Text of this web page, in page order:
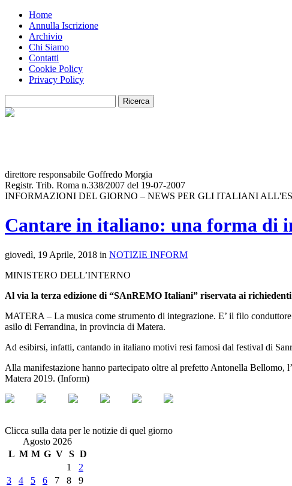
Home
Annulla Iscrizione
Archivio
Chi Siamo
Contatti
Cookie Policy
Privacy Policy
direttore responsabile Goffredo Morgia
Registr. Trib. Roma n.338/2007 del 19-07-2007
INFORMAZIONI DEL GIORNO – NEWS PER GLI ITALIANI
Cantare in italiano: una forma di
giovedì, 19 Aprile, 2018 in NOTIZIE INFORM
MINISTERO DELL’INTERNO
Al via la terza edizione di “SAnREMO Italiani” riservata ai
MATERA – La musica come strumento di integrazione. E’ il filo
asilo di Ferrandina, in provincia di Matera.
Ad esibirsi, infatti, cantando in italiano motivi resi famosi dal festival di
Alla manifestazione hanno partecipato oltre al prefetto Antonella
Matera 2019. (Inform)
Clicca sulla data per le notizie di quel giorno
Agosto 2026
L M M G V S D
1
2
3
4 5 6 7 8
9